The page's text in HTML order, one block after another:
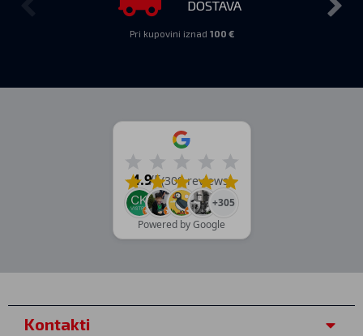
DOSTAVA
Pri kupovini iznad 100 €
4.9/5(309 reviews)
+305
Powered by Google
Kontakti